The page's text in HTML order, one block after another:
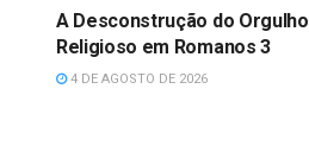
A Desconstrução do Orgulho
Religioso em Romanos 3
4 DE AGOSTO DE 2026